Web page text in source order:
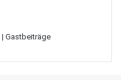
| Gastbeiträge